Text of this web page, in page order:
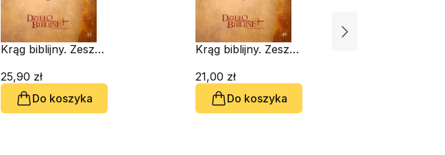
Krąg biblijny. Zeszyt
25,90 zł
Do koszyka
Krąg biblijny. Zeszyt
21,00 zł
Do koszyka